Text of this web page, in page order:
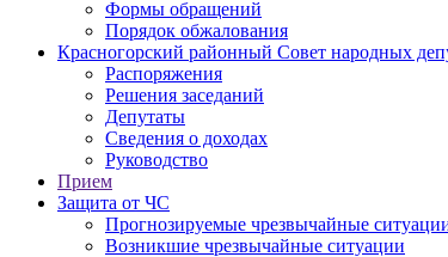
Формы обращений
Порядок обжалования
Красногорский районный Совет народных
Распоряжения
Решения заседаний
Депутаты
Сведения о доходах
Руководство
Прием
Защита от ЧС
Прогнозируемые чрезвычайные
Возникшие чрезвычайные ситуации